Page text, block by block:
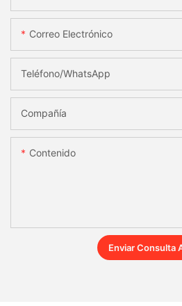
Correo Electrónico
Teléfono/WhatsApp
Compañía
Contenido
Enviar Consulta